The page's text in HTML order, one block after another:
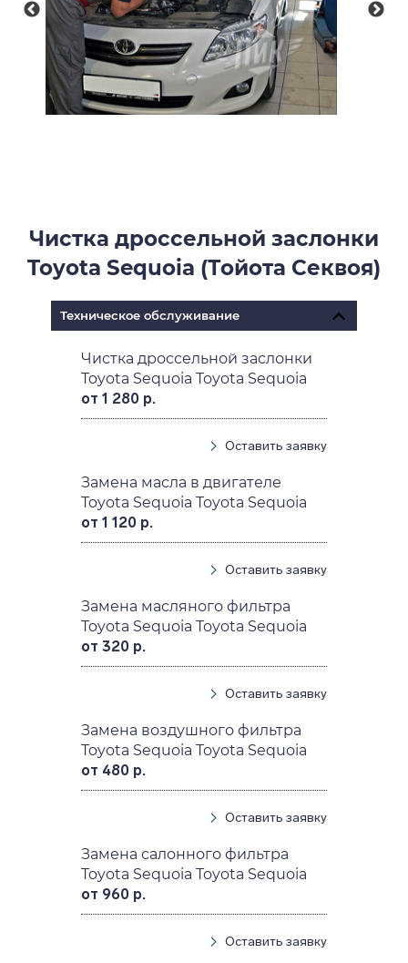
Чистка дроссельной заслонки
Toyota Sequoia (Тойота Секвоя)
Техническое обслуживание
Чистка дроссельной заслонки
Toyota Sequoia Toyota Sequoia
от 1 280 р.
Оставить заявку
Замена масла в двигателе
Toyota Sequoia Toyota Sequoia
от 1 120 р.
Оставить заявку
Замена масляного фильтра
Toyota Sequoia Toyota Sequoia
от 320 р.
Оставить заявку
Замена воздушного фильтра
Toyota Sequoia Toyota Sequoia
от 480 р.
Оставить заявку
Замена салонного фильтра
Toyota Sequoia Toyota Sequoia
от 960 р.
Оставить заявку